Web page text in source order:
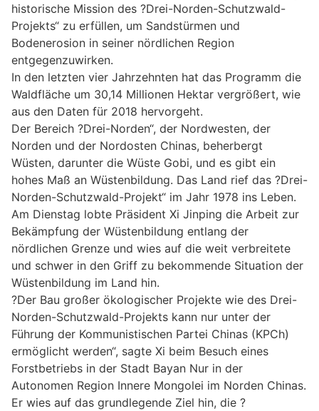
historische Mission des ?Drei-Norden-Schutzwald-
Projekts“ zu erfüllen, um Sandstürmen und
Bodenerosion in seiner nördlichen Region
entgegenzuwirken.
In den letzten vier Jahrzehnten hat das Programm die
Waldfläche um 30,14 Millionen Hektar vergrößert, wie
aus den Daten für 2018 hervorgeht.
Der Bereich ?Drei-Norden“, der Nordwesten, der
Norden und der Nordosten Chinas, beherbergt
Wüsten, darunter die Wüste Gobi, und es gibt ein
hohes Maß an Wüstenbildung. Das Land rief das ?Drei-
Norden-Schutzwald-Projekt“ im Jahr 1978 ins Leben.
Am Dienstag lobte Präsident Xi Jinping die Arbeit zur
Bekämpfung der Wüstenbildung entlang der
nördlichen Grenze und wies auf die weit verbreitete
und schwer in den Griff zu bekommende Situation der
Wüstenbildung im Land hin.
?Der Bau großer ökologischer Projekte wie des Drei-
Norden-Schutzwald-Projekts kann nur unter der
Führung der Kommunistischen Partei Chinas (KPCh)
ermöglicht werden“, sagte Xi beim Besuch eines
Forstbetriebs in der Stadt Bayan Nur in der
Autonomen Region Innere Mongolei im Norden Chinas.
Er wies auf das grundlegende Ziel hin, die ?